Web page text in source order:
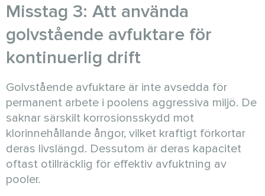
Misstag 3: Att använda
golvstående avfuktare för
kontinuerlig drift
Golvstående avfuktare är inte avsedda för
permanent arbete i poolens aggressiva miljö. De
saknar särskilt korrosionsskydd mot
klorinnehållande ångor, vilket kraftigt förkortar
deras livslängd. Dessutom är deras kapacitet
oftast otillräcklig för effektiv avfuktning av
pooler.